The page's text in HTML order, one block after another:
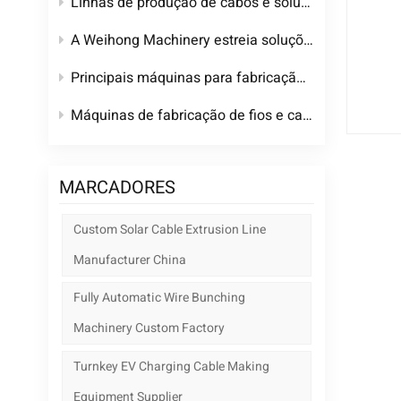
A Weihong Machinery estreia soluções personalizadas para produção de cabos especiais e para veículos elétricos na Wire China 2026.
Principais máquinas para fabricação de fios e cabos e linhas de produção completas e personalizadas para fábricas de cabos.
Máquinas de fabricação de fios e cabos de alta qualidade de uma fábrica chinesa confiável
MARCADORES
Custom Solar Cable Extrusion Line
Manufacturer China
Fully Automatic Wire Bunching
Machinery Custom Factory
Turnkey EV Charging Cable Making
Equipment Supplier